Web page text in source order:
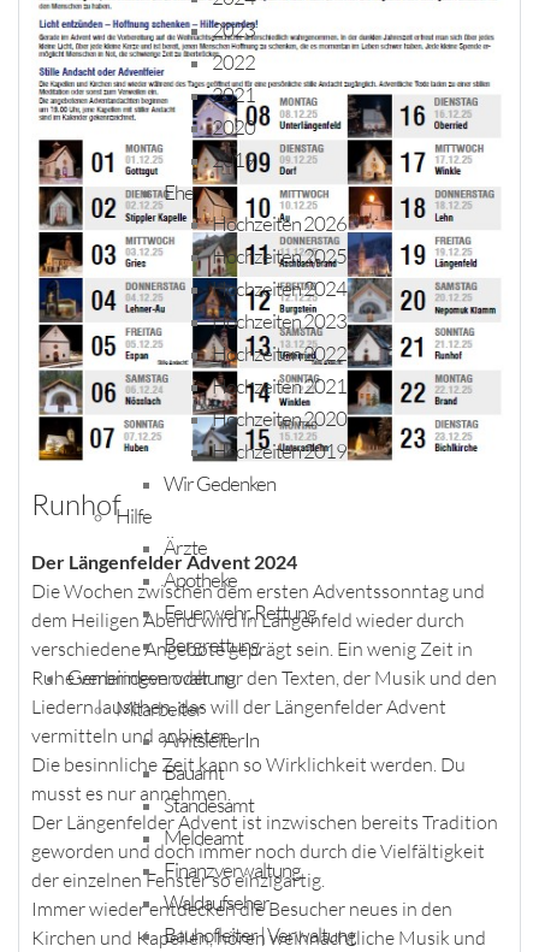
2023
2022
2021
2020
2019
Ehe
Hochzeiten 2026
Hochzeiten 2025
Hochzeiten 2024
Hochzeiten 2023
Hochzeiten 2022
Hochzeiten 2021
Hochzeiten 2020
Hochzeiten 2019
Wir Gedenken
Hilfe
Ärzte
Apotheke
Feuerwehr, Rettung
Bergrettung
Gemeindeverwaltung
Mitarbeiter
AmtsleiterIn
Bauamt
Standesamt
Meldeamt
Finanzverwaltung
Waldaufseher
Bauhofleiter | Verwaltung
Runhof
Der Längenfelder Advent 2024
Die Wochen zwischen dem ersten Adventssonntag und
dem Heiligen Abend wird in Längenfeld wieder durch
verschiedene Angebote geprägt sein. Ein wenig Zeit in
Ruhe verbringen oder nur den Texten, der Musik und den
Liedern lauschen, das will der Längenfelder Advent
vermitteln und anbieten.
Die besinnliche Zeit kann so Wirklichkeit werden. Du
musst es nur annehmen.
Der Längenfelder Advent ist inzwischen bereits Tradition
geworden und doch immer noch durch die Vielfältigkeit
der einzelnen Fenster so einzigartig.
Immer wieder entdecken die Besucher neues in den
Kirchen und Kapellen, hören weihnachtliche Musik und